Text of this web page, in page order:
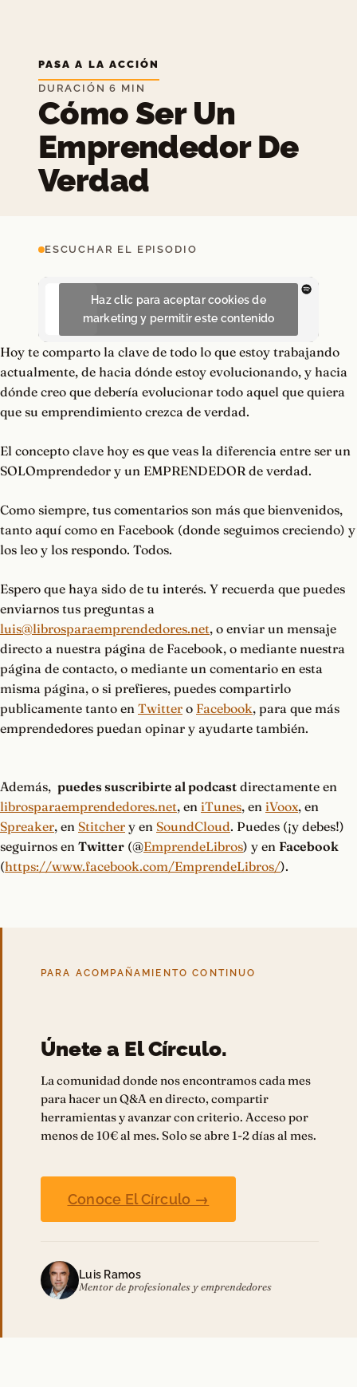
PASA A LA ACCIÓN
DURACIÓN 6 MIN
Cómo Ser Un
Emprendedor De
Verdad
ESCUCHAR EL EPISODIO
Haz clic para aceptar cookies de
marketing y permitir este contenido
Hoy te comparto la clave de todo lo que estoy trabajando
actualmente, de hacia dónde estoy evolucionando, y hacia
dónde creo que debería evolucionar todo aquel que quiera
que su emprendimiento crezca de verdad.
El concepto clave hoy es que veas la diferencia entre ser un
SOLOmprendedor y un EMPRENDEDOR de verdad.
Como siempre, tus comentarios son más que bienvenidos,
tanto aquí como en Facebook (donde seguimos creciendo) y
los leo y los respondo. Todos.
Espero que haya sido de tu interés. Y recuerda que puedes
enviarnos tus preguntas a
luis@librosparaemprendedores.net, o enviar un mensaje
directo a nuestra página de Facebook, o mediante nuestra
página de contacto, o mediante un comentario en esta
misma página, o si prefieres, puedes compartirlo
publicamente tanto en Twitter o Facebook, para que más
emprendedores puedan opinar y ayudarte también.
Además, puedes suscribirte al podcast directamente en
librosparaemprendedores.net, en iTunes, en iVoox, en
Spreaker, en Stitcher y en SoundCloud. Puedes (¡y debes!)
seguirnos en Twitter (@EmprendeLibros) y en Facebook
(https://www.facebook.com/EmprendeLibros/).
PARA ACOMPAÑAMIENTO CONTINUO
Únete a El Círculo.
La comunidad donde nos encontramos cada mes
para hacer un Q&A en directo, compartir
herramientas y avanzar con criterio. Acceso por
menos de 10€ al mes. Solo se abre 1-2 días al mes.
Conoce El Círculo →
Luis Ramos
Mentor de profesionales y emprendedores